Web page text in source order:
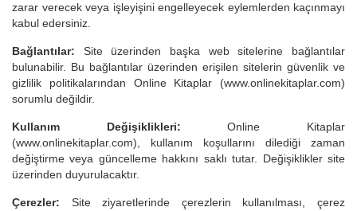
zarar verecek veya işleyişini engelleyecek eylemlerden kaçınmayı
kabul edersiniz.
Bağlantılar: Site üzerinden başka web sitelerine bağlantılar
bulunabilir. Bu bağlantılar üzerinden erişilen sitelerin güvenlik ve
gizlilik politikalarından Online Kitaplar (www.onlinekitaplar.com)
sorumlu değildir.
Kullanım Değişiklikleri: Online Kitaplar
(www.onlinekitaplar.com), kullanım koşullarını dilediği zaman
değiştirme veya güncelleme hakkını saklı tutar. Değişiklikler site
üzerinden duyurulacaktır.
Çerezler: Site ziyaretlerinde çerezlerin kullanılması, çerez